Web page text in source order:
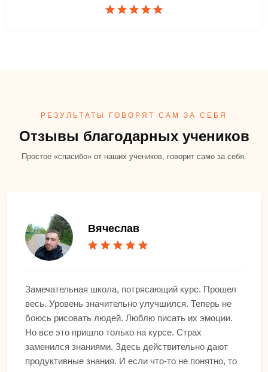
РЕЗУЛЬТАТЫ ГОВОРЯТ САМ ЗА СЕБЯ
Отзывы благодарных учеников
Простое «спасибо» от наших учеников, говорит само за себя.
Вячеслав
Замечательная школа, потрясающий курс. Прошел
весь. Уровень значительно улучшился. Теперь не
боюсь рисовать людей. Люблю писать их эмоции.
Но все это пришло только на курсе. Страх
заменился знаниями. Здесь действительно дают
продуктивные знания. И если что-то не понятно, то